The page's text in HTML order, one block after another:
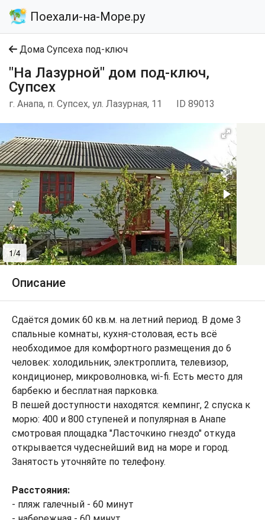
Поехали-на-Море.ру
Дома Супсеха под-ключ
"На Лазурной" дом под-ключ,
Супсех
г. Анапа, п. Супсех, ул. Лазурная, 11 ID 89013
1/4
Описание
Сдаётся домик 60 кв.м. на летний период. В доме 3
спальные комнаты, кухня-столовая, есть всё
необходимое для комфортного размещения до 6
человек: холодильник, электроплита, телевизор,
кондиционер, микроволновка, wi-fi. Есть место для
барбекю и бесплатная парковка.
В пешей доступности находятся: кемпинг, 2 спуска к
морю: 400 и 800 ступеней и популярная в Анапе
смотровая площадка "Ласточкино гнездо" откуда
открывается чудеснейший вид на море и город.
Занятость уточняйте по телефону.
Расстояния:
- пляж галечный - 60 минут